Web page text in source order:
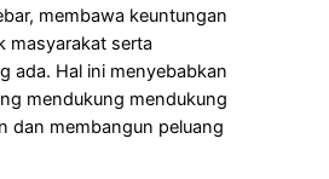
membawa keuntungan
masyarakat serta
ada. Hal ini menyebabkan
mendukung mendukung
dan membangun peluang